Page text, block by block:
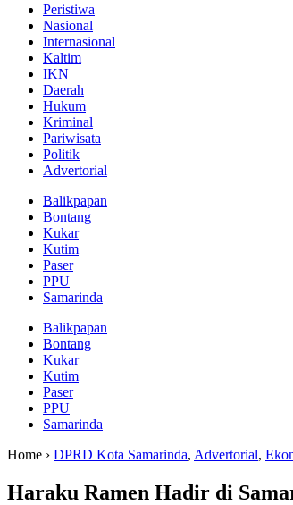
Peristiwa
Nasional
Internasional
Kaltim
IKN
Daerah
Hukum
Kriminal
Pariwisata
Politik
Advertorial
Balikpapan
Bontang
Kukar
Kutim
Paser
PPU
Samarinda
Balikpapan
Bontang
Kukar
Kutim
Paser
PPU
Samarinda
Home › DPRD Kota Samarinda, Advertorial,
Haraku Ramen Hadir di